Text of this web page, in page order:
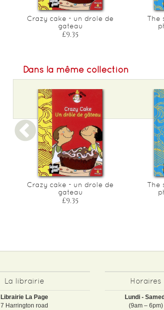
Crazy cake - un drole de
gateau
£9.35
The
Dans la même collection
Crazy cake - un drole de
gateau
£9.35
The
La librairie
Librairie La Page
7 Harrington road
Horaires
Lundi -
(9am – 6pm)